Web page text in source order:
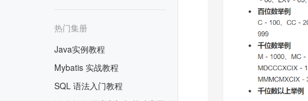
热门集册
Java实例教程
Mybatis 实战教程
SQL 语法入门教程